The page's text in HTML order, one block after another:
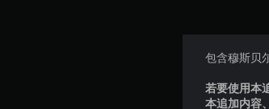
包含穆斯贝
若要使用本
本追加内容